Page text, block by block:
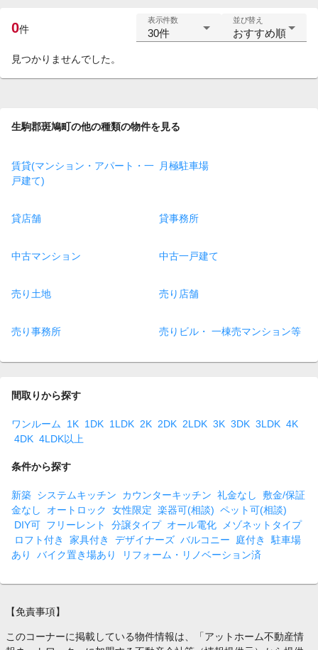
0件
表示件数
30件
並び替え
おすすめ順
見つかりませんでした。
生駒郡斑鳩町の他の種類の物件を見る
賃貸(マンション・アパート・一
戸建て)
月極駐車場
貸店舗 貸事務所
中古マンション 中古一戸建て
売り土地 売り店舗
売り事務所 売りビル・ 一棟売マンション等
間取りから探す
ワンルーム 1K 1DK 1LDK 2K 2DK 2LDK 3K 3DK 3LDK 4K
4DK 4LDK以上
条件から探す
新築 システムキッチン カウンターキッチン 礼金なし
敷金/保証
金なし
オートロック 女性限定 楽器可(相談) ペット可(相談)
DIY可 フリーレント 分譲タイプ オール電化
メゾネットタイプ
ロフト付き
家具付き デザイナーズ バルコニー 庭付き
駐車場
あり
バイク置き場あり リフォーム・リノベーション済
【免責事項】
このコーナーに掲載している物件情報は、「アットホーム不動産情